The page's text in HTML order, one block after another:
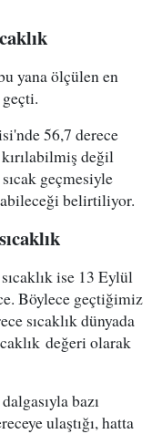
yana ölçülen en
56,7 derece
değil
geçmesiyle
belirtiliyor.
ise 13 Eylül
Böylece geçtiğimiz
sıcaklık dünyada
değeri olarak
bazı
ulaştığı, hatta